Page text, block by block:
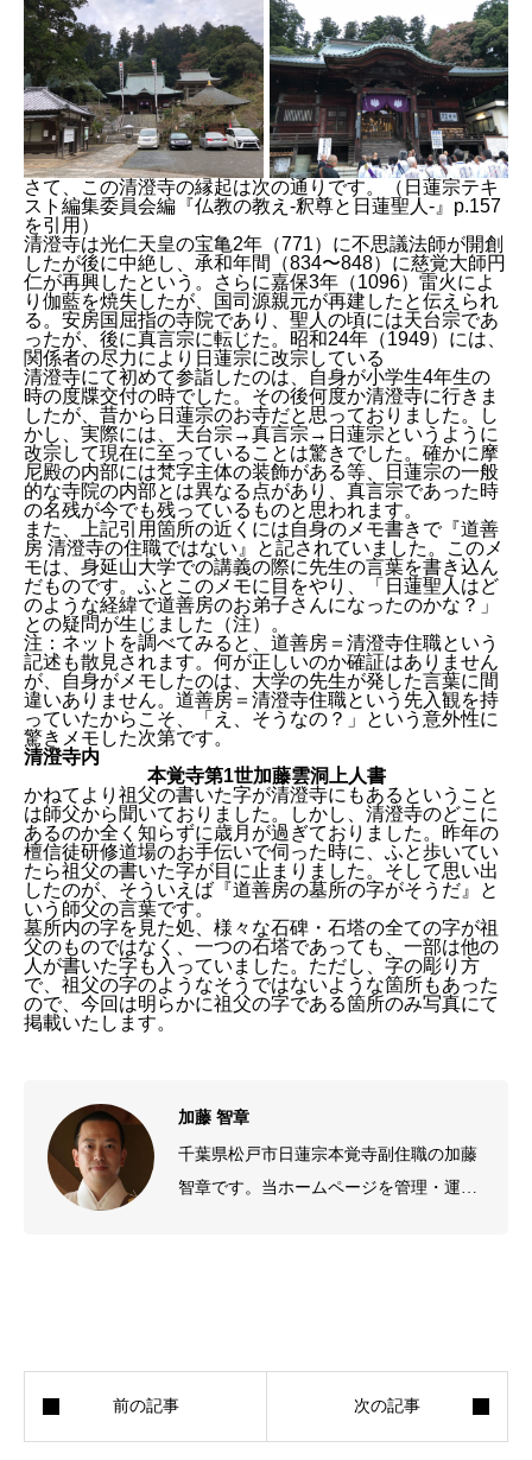
清澄寺境内 清澄寺・摩尼殿
さて、この清澄寺の縁起は次の通りです。（日蓮宗テキ
スト編集委員会編『仏教の教え-釈尊と日蓮聖人-』p.157
を引用）
清澄寺は光仁天皇の宝亀2年（771）に不思議法師が開創
したが後に中絶し、承和年間（834〜848）に慈覚大師円
仁が再興したという。さらに嘉保3年（1096）雷火によ
り伽藍を焼失したが、国司源親元が再建したと伝えられ
る。安房国屈指の寺院であり、聖人の頃には天台宗であ
ったが、後に真言宗に転じた。昭和24年（1949）には、
関係者の尽力により日蓮宗に改宗している
清澄寺にて初めて参詣したのは、自身が小学生4年生の
時の度牒交付の時でした。その後何度か清澄寺に行きま
したが、昔から日蓮宗のお寺だと思っておりました。し
かし、実際には、天台宗→真言宗→日蓮宗というように
改宗して現在に至っていることは驚きでした。確かに摩
尼殿の内部には梵字主体の装飾がある等、日蓮宗の一般
的な寺院の内部とは異なる点があり、真言宗であった時
の名残が今でも残っているものと思われます。
また、上記引用箇所の近くには自身のメモ書きで『道善
房 清澄寺の住職ではない』と記されていました。このメ
モは、身延山大学での講義の際に先生の言葉を書き込ん
だものです。ふとこのメモに目をやり、「日蓮聖人はど
のような経緯で道善房のお弟子さんになったのかな？」
との疑問が生じました（注）。
注：ネットを調べてみると、道善房＝清澄寺住職という
記述も散見されます。何が正しいのか確証はありません
が、自身がメモしたのは、大学の先生が発した言葉に間
違いありません。道善房＝清澄寺住職という先入観を持
っていたからこそ、「え、そうなの？」という意外性に
驚きメモした次第です。
清澄寺内
本覚寺第1世加藤雲洞上人書
かねてより祖父の書いた字が清澄寺にもあるということ
は師父から聞いておりました。しかし、清澄寺のどこに
あるのか全く知らずに歳月が過ぎておりました。昨年の
檀信徒研修道場のお手伝いで伺った時に、ふと歩いてい
たら祖父の書いた字が目に止まりました。そして思い出
したのが、そういえば『道善房の墓所の字がそうだ』と
いう師父の言葉です。
墓所内の字を見た処、様々な石碑・石塔の全ての字が祖
父のものではなく、一つの石塔であっても、一部は他の
人が書いた字も入っていました。ただし、字の彫り方
で、祖父の字のようなそうではないような箇所もあった
ので、今回は明らかに祖父の字である箇所のみ写真にて
掲載いたします。
加藤 智章
千葉県松戸市日蓮宗本覚寺副住職の加藤
智章です。当ホームページを管理・運営